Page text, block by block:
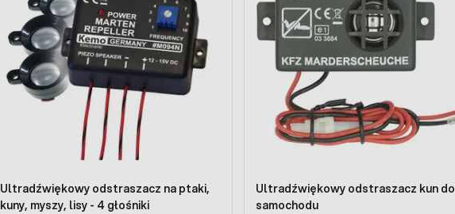
Ultradźwiękowy odstraszacz na ptaki,
kuny, myszy, lisy - 4 głośniki
Ultradźwiękowy odstraszacz kun do
samochodu